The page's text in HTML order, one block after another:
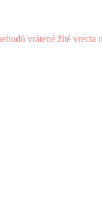
vrátené žlté